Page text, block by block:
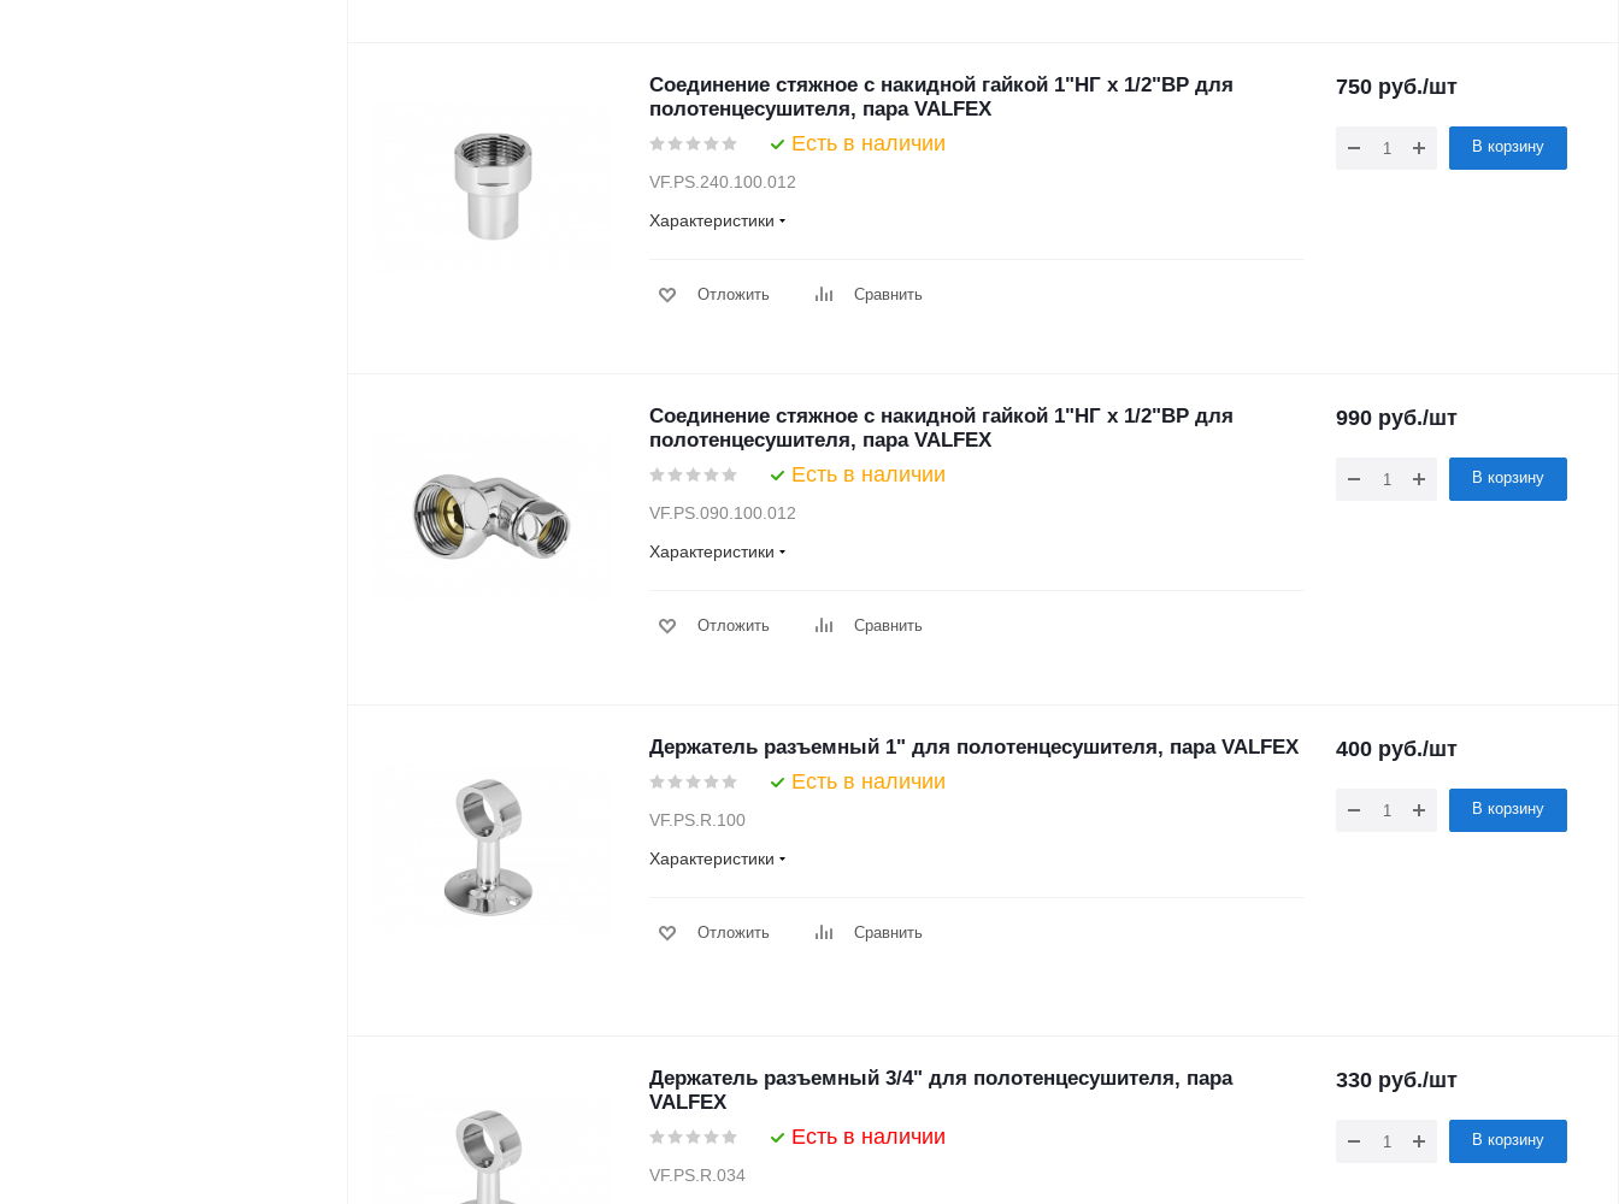
Соединение стяжное с накидной гайкой 1"НГ х 1/2"ВР для
полотенцесушителя, пара VALFEX
Есть в наличии
VF.PS.240.100.012
Характеристики
Отложить Сравнить
750 руб./шт
В корзину
Соединение стяжное с накидной гайкой 1"НГ х 1/2"ВР для
полотенцесушителя, пара VALFEX
Есть в наличии
VF.PS.090.100.012
Характеристики
Отложить Сравнить
990 руб./шт
В корзину
Держатель разъемный 1" для полотенцесушителя, пара VALFEX
Есть в наличии
VF.PS.R.100
Характеристики
Отложить Сравнить
400 руб./шт
В корзину
Держатель разъемный 3/4" для полотенцесушителя, пара
VALFEX
Есть в наличии
VF.PS.R.034
330 руб./шт
В корзину